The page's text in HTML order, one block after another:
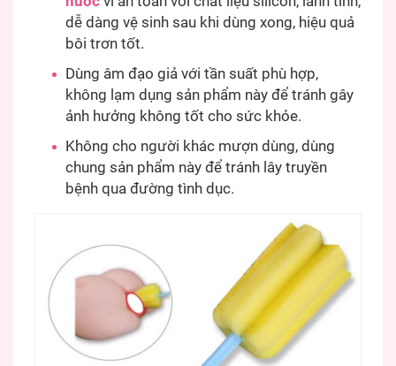
dễ dàng vệ sinh sau khi dùng xong, hiệu quả
bôi trơn tốt.
Dùng âm đạo giả với tần suất phù hợp,
không lạm dụng sản phẩm này để tránh gây
ảnh hưởng không tốt cho sức khỏe.
Không cho người khác mượn dùng, dùng
chung sản phẩm này để tránh lây truyền
bệnh qua đường tình dục.